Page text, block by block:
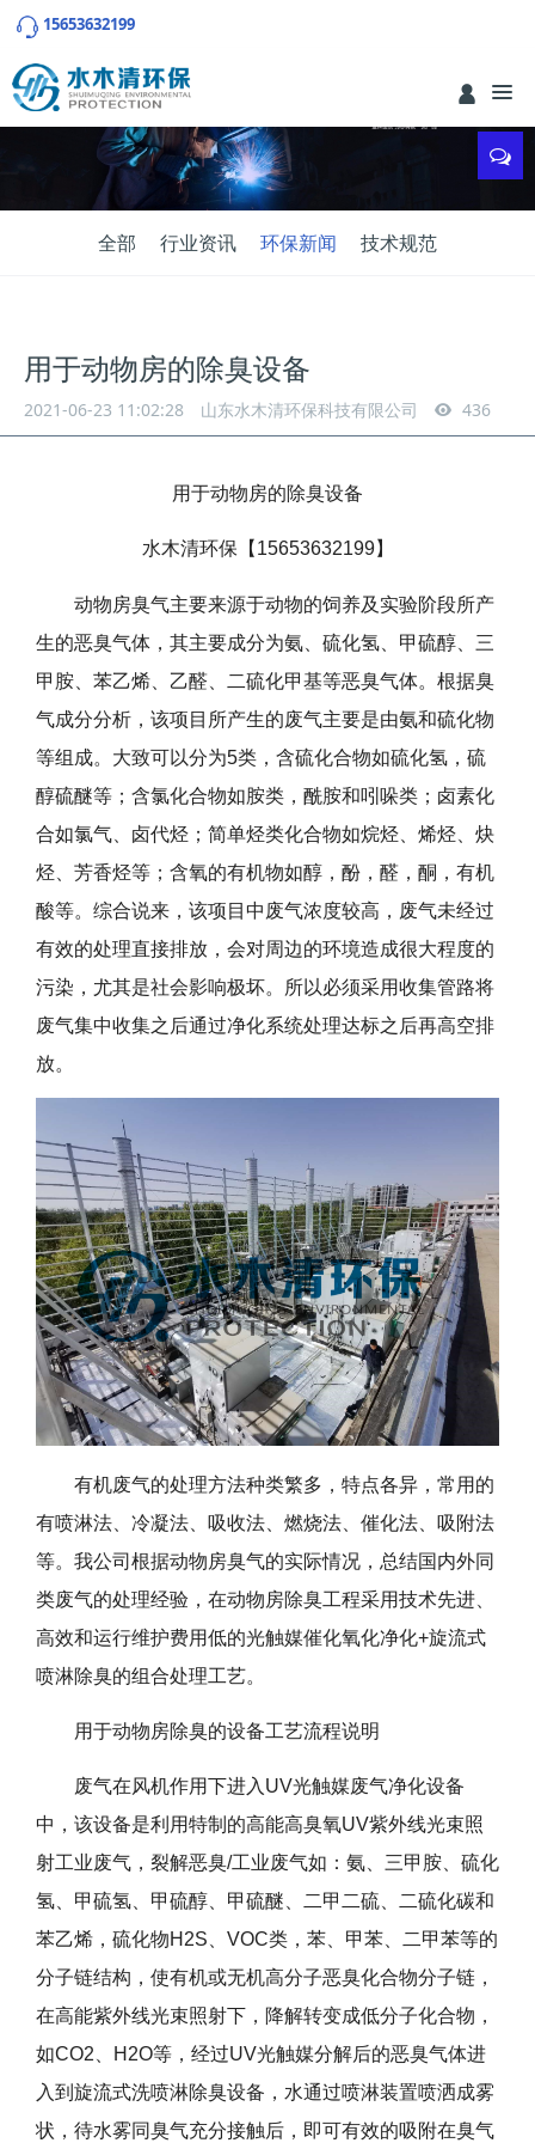
15653632199
全部 行业资讯 环保新闻 技术规范
用于动物房的除臭设备
2021-06-23 11:02:28 山东水木清环保科技有限公司 436
用于动物房的除臭设备
水木清环保【15653632199】
动物房臭气主要来源于动物的饲养及实验阶段所产
生的恶臭气体，其主要成分为氨、硫化氢、甲硫醇、三
甲胺、苯乙烯、乙醛、二硫化甲基等恶臭气体。根据臭
气成分分析，该项目所产生的废气主要是由氨和硫化物
等组成。大致可以分为5类，含硫化合物如硫化氢，硫
醇硫醚等；含氯化合物如胺类，酰胺和吲哚类；卤素化
合如氯气、卤代烃；简单烃类化合物如烷烃、烯烃、炔
烃、芳香烃等；含氧的有机物如醇，酚，醛，酮，有机
酸等。综合说来，该项目中废气浓度较高，废气未经过
有效的处理直接排放，会对周边的环境造成很大程度的
污染，尤其是社会影响极坏。所以必须采用收集管路将
废气集中收集之后通过净化系统处理达标之后再高空排
放。
有机废气的处理方法种类繁多，特点各异，常用的
有喷淋法、冷凝法、吸收法、燃烧法、催化法、吸附法
等。我公司根据动物房臭气的实际情况，总结国内外同
类废气的处理经验，在动物房除臭工程采用技术先进、
高效和运行维护费用低的光触媒催化氧化净化+旋流式
喷淋除臭的组合处理工艺。
用于动物房除臭的设备工艺流程说明
废气在风机作用下进入UV光触媒废气净化设备
中，该设备是利用特制的高能高臭氧UV紫外线光束照
射工业废气，裂解恶臭/工业废气如：氨、三甲胺、硫化
氢、甲硫氢、甲硫醇、甲硫醚、二甲二硫、二硫化碳和
苯乙烯，硫化物H2S、VOC类，苯、甲苯、二甲苯等的
分子链结构，使有机或无机高分子恶臭化合物分子链，
在高能紫外线光束照射下，降解转变成低分子化合物，
如CO2、H2O等，经过UV光触媒分解后的恶臭气体进
入到旋流式洗喷淋除臭设备，水通过喷淋装置喷洒成雾
状，待水雾同臭气充分接触后，即可有效的吸附在臭气